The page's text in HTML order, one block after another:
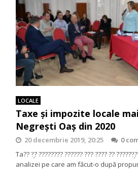
LOCALE
Taxe și impozite locale
Negrești Oaș din 2020
20 decembrie 2019, 20:25
0
Ta?? ?̦? ???????? ?????? ??? ???? ??
analizei pe care am făcut-o după